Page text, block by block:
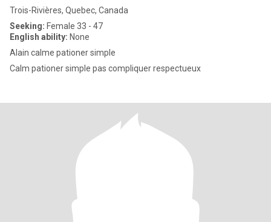
Trois-Rivières, Quebec, Canada
Seeking: Female 33 - 47
English ability: None
Alain calme pationer simple
Calm pationer simple pas compliquer respectueux